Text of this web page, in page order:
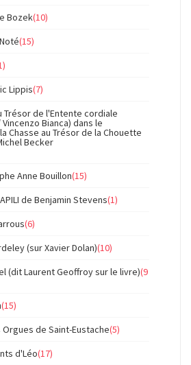
Bozek(10)
(15)
Lippis(7)
Trésor de l'Entente cordiale
Bianca) dans le
Chasse au Trésor de la Chouette
Becker
Anne Bouillon(15)
de Benjamin Stevens(1)
(6)
(sur Xavier Dolan)(10)
(dit Laurent Geoffroy sur le livre)(9
(15)
Orgues de Saint-Eustache(5)
d'Léo(17)